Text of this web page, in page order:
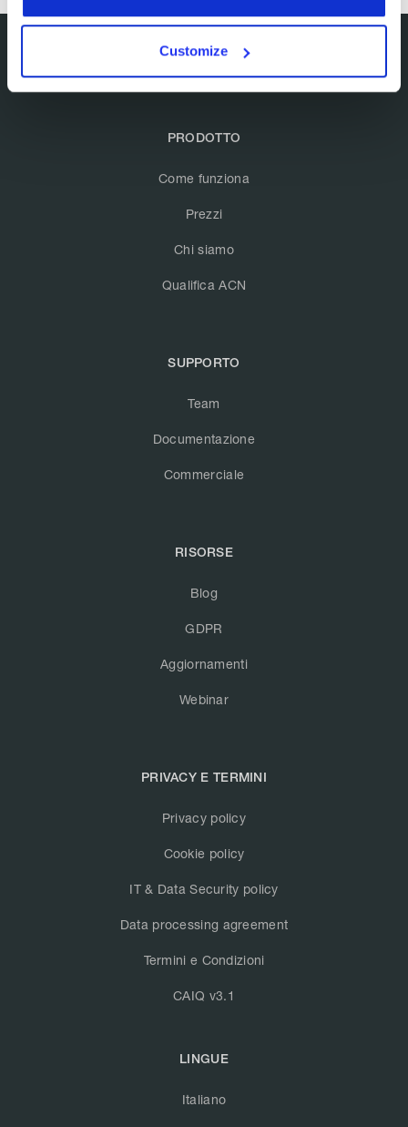
Customize
PRODOTTO
Come funziona
Prezzi
Chi siamo
Qualifica ACN
SUPPORTO
Team
Documentazione
Commerciale
RISORSE
Blog
GDPR
Aggiornamenti
Webinar
PRIVACY E TERMINI
Privacy policy
Cookie policy
IT & Data Security policy
Data processing agreement
Termini e Condizioni
CAIQ v3.1
LINGUE
Italiano